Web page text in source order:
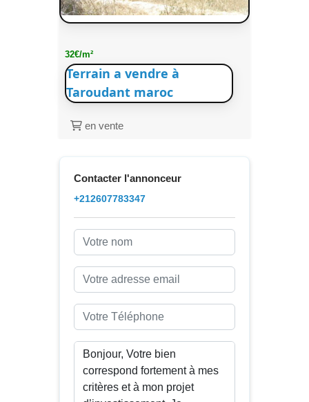
32€/m²
Terrain a vendre à
Taroudant maroc
en vente
Contacter l'annonceur
+212607783347